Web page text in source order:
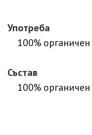
Употреба
100%
Състав
100%